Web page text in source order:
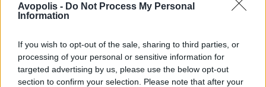
Avopolis - Do Not Process My Personal
Information
If you wish to opt-out of the sale, sharing to third parties, or
processing of your personal or sensitive information for
targeted advertising by us, please use the below opt-out
section to confirm your selection. Please note that after your
δημιουργός (ελάτε να μιλήσουμε λίγο για το
διαχείριση του υλικού: όχι μόνο φέρνει σε πέρας το
τιτάνιο έργο της παραγωγής, αλλά υπογράφει και τη
μουσική των περισσότερων συνθέσεων.